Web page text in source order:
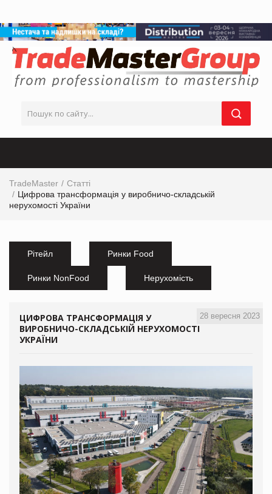
TradeMaster
Статті
Цифрова трансформація у виробничо-складській
нерухомості України
Рітейл Ринки Food
Ринки NonFood Нерухомість
28 вересня 2023
ЦИФРОВА ТРАНСФОРМАЦІЯ У
ВИРОБНИЧО-СКЛАДСЬКІЙ НЕРУХОМОСТІ
УКРАЇНИ